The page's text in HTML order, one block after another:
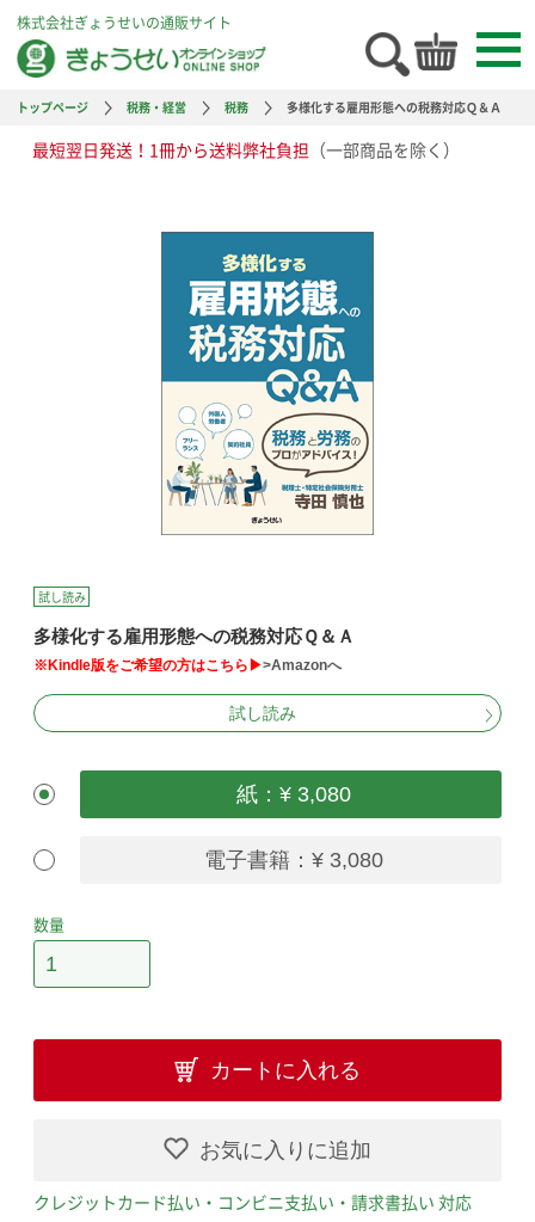
株式会社ぎょうせいの通販サイト
トップページ 税務・経営 税務 多様化する雇用形態への税務対応Ｑ＆Ａ
最短翌日発送！1冊から送料弊社負担 （一部商品を除く）
試し読み
多様化する雇用形態への税務対応Ｑ＆Ａ
※Kindle版をご希望の方はこちら▶>Amazonへ
試し読み
紙：¥ 3,080
電子書籍：¥ 3,080
数量
カートに入れる
お気に入りに追加
クレジットカード払い・コンビニ支払い・請求書払い 対応